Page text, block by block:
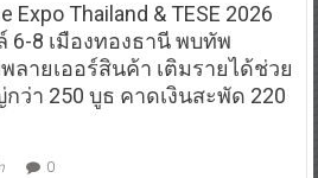
Thailand & TESE 2026
6-8 เมืองทองธานี พบทัพ
ายเออร์สินค้า เติมรายได้ช่วย
ว่า 250 บูธ คาดเงินสะพัด 220
0